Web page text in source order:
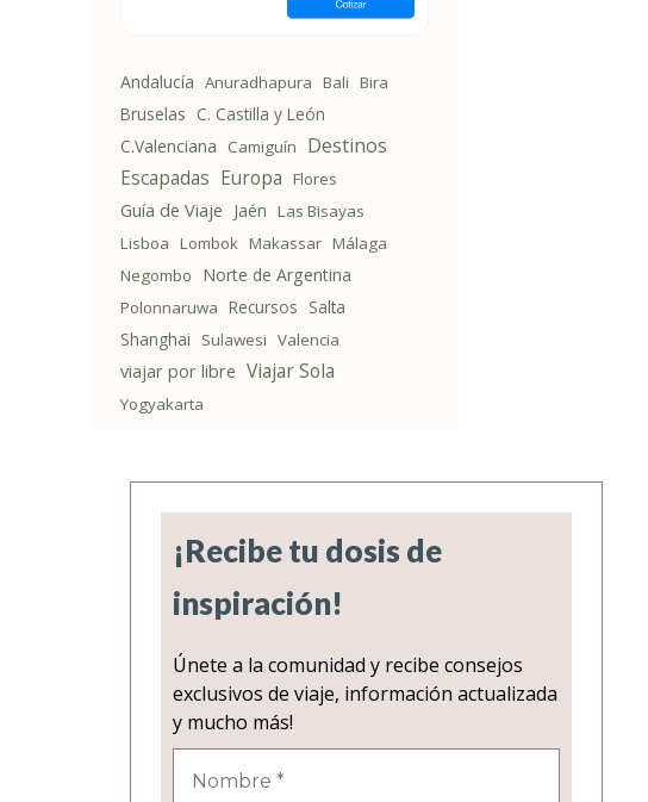
Andalucía Anuradhapura Bali Bira
Bruselas C. Castilla y León
C.Valenciana
Camiguín Destinos
Escapadas Europa Flores
Guía de Viaje Jaén Las Bisayas
Lisboa Lombok Makassar Málaga
Negombo
Norte de Argentina
Polonnaruwa Recursos Salta
Shanghai
Sulawesi Valencia
viajar por libre Viajar Sola
Yogyakarta
¡Recibe tu dosis de
inspiración!
Únete a la comunidad y recibe consejos
exclusivos de viaje, información actualizada
y mucho más!